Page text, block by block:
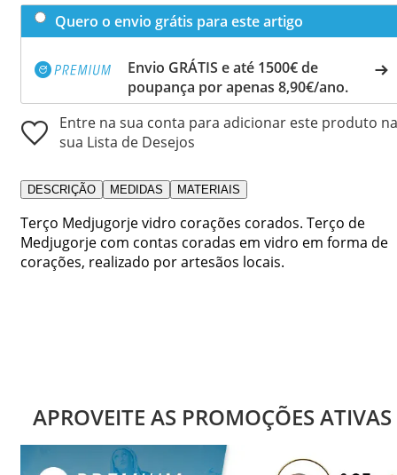
Quero o envio grátis para este artigo
Envio GRÁTIS e até 1500€ de
poupança por apenas 8,90€/ano.
Entre na sua conta para adicionar este produto na
sua Lista de Desejos
DESCRIÇÃO MEDIDAS MATERIAIS
Terço Medjugorje vidro corações corados. Terço de
Medjugorje com contas coradas em vidro em forma de
corações, realizado por artesãos locais.
APROVEITE AS PROMOÇÕES ATIVAS